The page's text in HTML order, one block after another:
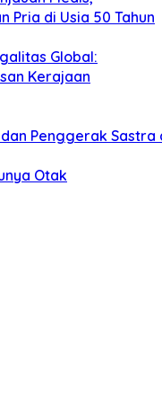
Pria di Usia 50 Tahun
Global:
Kerajaan
Penggerak
Otak